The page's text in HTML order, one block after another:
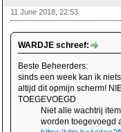
11 June 2018, 22:53
WARDJE schreef:
Beste Beheerders:
sinds een week kan ik
altijd dit opmijn scherm!
TOEGEVOEGD
Niet alle wachtrij items
worden toegevoegd